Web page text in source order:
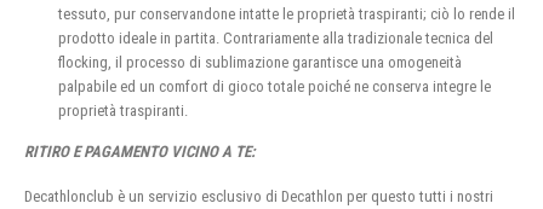
tessuto, pur conservandone intatte le proprietà traspiranti; ciò lo rende il
prodotto ideale in partita. Contrariamente alla tradizionale tecnica del
flocking, il processo di sublimazione garantisce una omogeneità
palpabile ed un comfort di gioco totale poiché ne conserva integre le
proprietà traspiranti.
RITIRO E PAGAMENTO VICINO A TE:
Decathlonclub è un servizio esclusivo di Decathlon per questo tutti i nostri